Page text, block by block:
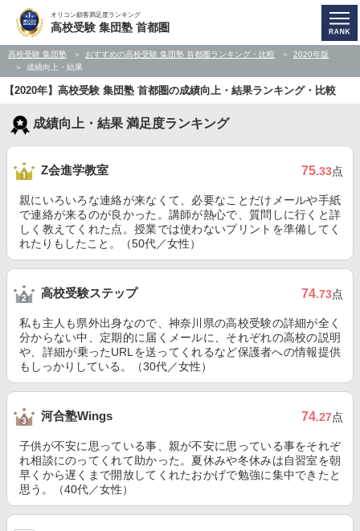
オリコン顧客満足度ランキング
高校受験 集団塾 首都圏
高校受験 集団塾 おすすめの高校受験 集団塾 首都圏ランキング・比較
2020年版
成績向上・結果
【2020年】高校受験 集団塾 首都圏の成績向上・結果ランキング・比較
成績向上・結果 満足度ランキング
Z会進学教室 75.33点
親にいろいろな連絡が来なくて、必要なことだけメールや手紙
で連絡が来るのが良かった。講師が熱心で、質問しに行くと詳
しく教えてくれた点。授業では使わないプリントを準備してく
れたりもしたこと。（50代／女性）
高校受験ステップ 74.73点
私も主人も県外出身なので、神奈川県の高校受験の詳細が全く
分からない中、定期的に届くメールに、それぞれの高校の説明
や、詳細が乗ったURLを送ってくれるなど保護者への情報提供
もしっかりしている。（30代／女性）
河合塾Wings 74.27点
子供が不安に思っている事、親が不安に思っている事をそれぞ
れ相談にのってくれて助かった。夏休みや冬休みは自習室を朝
早くから遅くまで開放してくれたおかげで勉強に集中できたと
思う。（40代／女性）